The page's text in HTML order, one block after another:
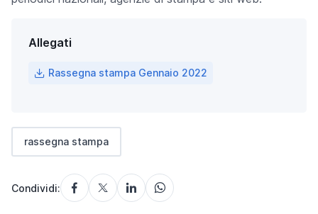
Allegati
Rassegna stampa Gennaio 2022
rassegna stampa
Condividi: